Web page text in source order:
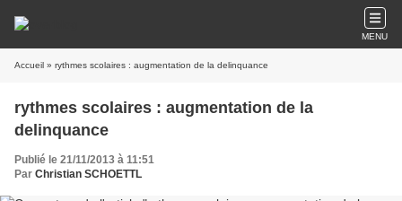
MENU
Accueil » rythmes scolaires : augmentation de la delinquance
rythmes scolaires : augmentation de la
delinquance
Publié le 21/11/2013 à 11:51
Par Christian SCHOETTL